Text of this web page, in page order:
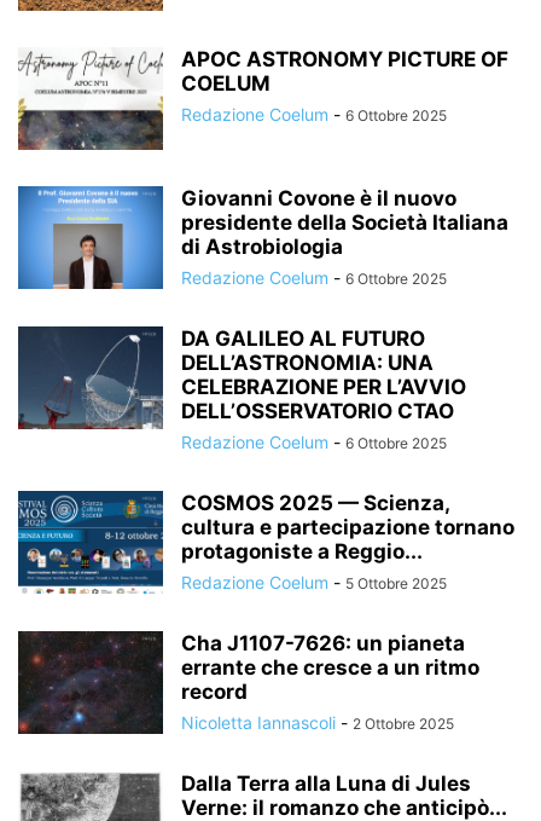
APOC ASTRONOMY PICTURE OF
COELUM
Redazione Coelum - 6 Ottobre 2025
Giovanni Covone è il nuovo
presidente della Società Italiana
di Astrobiologia
Redazione Coelum - 6 Ottobre 2025
DA GALILEO AL FUTURO
DELL’ASTRONOMIA: UNA
CELEBRAZIONE PER L’AVVIO
DELL’OSSERVATORIO CTAO
Redazione Coelum - 6 Ottobre 2025
COSMOS 2025 — Scienza,
cultura e partecipazione tornano
protagoniste a Reggio...
Redazione Coelum - 5 Ottobre 2025
Cha J1107-7626: un pianeta
errante che cresce a un ritmo
record
Nicoletta Iannascoli - 2 Ottobre 2025
Dalla Terra alla Luna di Jules
Verne: il romanzo che anticipò...